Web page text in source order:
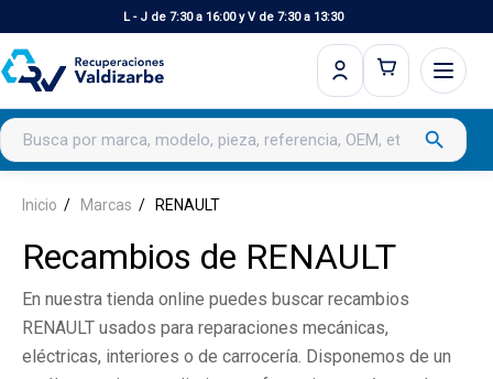
L - J de 7:30 a 16:00 y V de 7:30 a 13:30
Buscar productos search
Inicio Marcas RENAULT
Recambios de RENAULT
En nuestra tienda online puedes buscar recambios
RENAULT usados para reparaciones mecánicas,
eléctricas, interiores o de carrocería. Disponemos de un